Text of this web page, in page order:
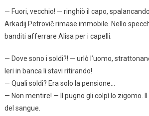
— Fuori, vecchio! — ringhiò il capo,
Arkadij Petrovič rimase immobile. Nello
banditi afferrare Alisa per i capelli.
— Dove sono i soldi?! — urlò l’uomo,
Ieri in banca li stavi ritirando!
— Quali soldi? Era solo la pensione…
— Non mentire! — Il pugno gli colpì lo zigomo.
del sangue.